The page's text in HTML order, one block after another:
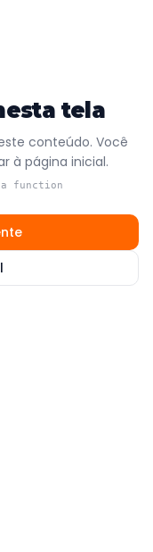
tela
conteúdo. Você
à página inicial.
a function